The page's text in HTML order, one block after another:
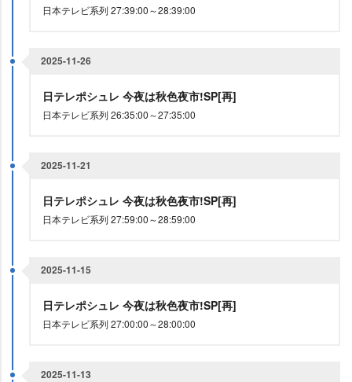
日本テレビ系列 27:39:00～28:39:00
2025-11-26
日テレポシュレ 今夜は秋色夜市!SP[再]
日本テレビ系列 26:35:00～27:35:00
2025-11-21
日テレポシュレ 今夜は秋色夜市!SP[再]
日本テレビ系列 27:59:00～28:59:00
2025-11-15
日テレポシュレ 今夜は秋色夜市!SP[再]
日本テレビ系列 27:00:00～28:00:00
2025-11-13